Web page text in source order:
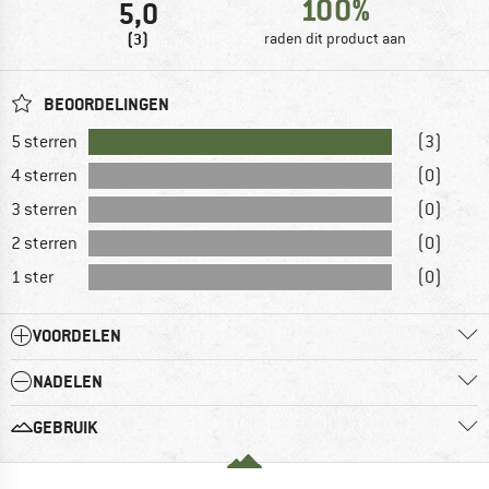
5,0
(3)
100%
raden dit product aan
BEOORDELINGEN
5 sterren
(3)
4 sterren
(0)
3 sterren
(0)
2 sterren
(0)
1 ster
(0)
VOORDELEN
NADELEN
GEBRUIK